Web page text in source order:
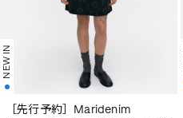
NEW IN
［先行予約］Maridenim